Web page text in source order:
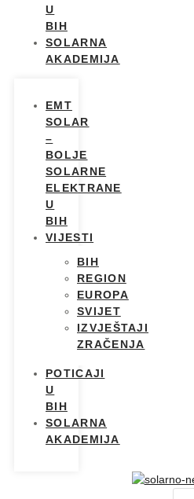
U
BIH
SOLARNA
AKADEMIJA
EMT
SOLAR
–
BOLJE
SOLARNE
ELEKTRANE
U
BIH
VIJESTI
BIH
REGION
EUROPA
SVIJET
IZVJEŠTAJI
ZRAČENJA
POTICAJI
U
BIH
SOLARNA
AKADEMIJA